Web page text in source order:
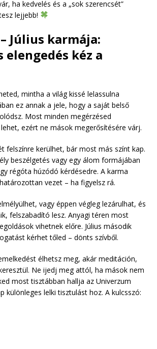
ha kedvelés és a „sok szerencsét”
lejjebb!
Július karmája:
kéz a
mintha a világ kissé lelassulna
ez annak a jele, hogy a saját belső
Most minden megérzésed
ezért ne mások megerősítésére várj.
felszínre kerülhet, bár most más színt kap.
beszélgetés vagy egy álom formájában
régóta húzódó kérdésedre. A karma
vezet – ha figyelsz rá.
vagy éppen végleg lezárulhat, és
felszabadító lesz. Anyagi téren most
vihetnek előre. Július második
kérhet tőled – dönts szívből.
élhetsz meg, akár meditáción,
Ne ijedj meg attól, ha mások nem
most tisztábban hallja az Univerzum
különleges lelki tisztulást hoz. A kulcsszó: